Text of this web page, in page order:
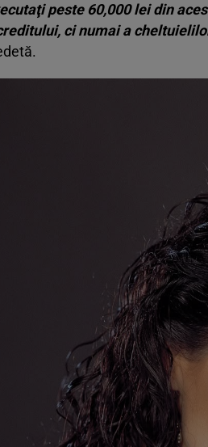
peste 60,000 lei din
ci numai a